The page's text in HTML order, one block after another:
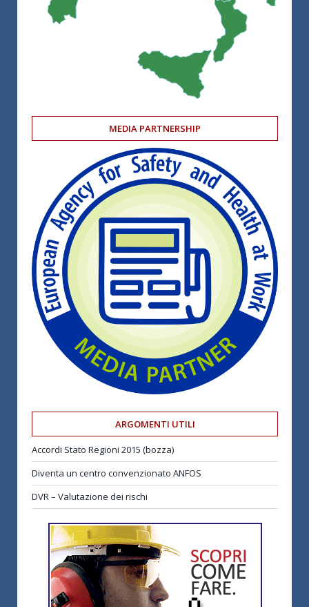
MEDIA PARTNERSHIP
ARGOMENTI UTILI
Accordi Stato Regioni 2015 (bozza)
Diventa un centro convenzionato ANFOS
DVR – Valutazione dei rischi